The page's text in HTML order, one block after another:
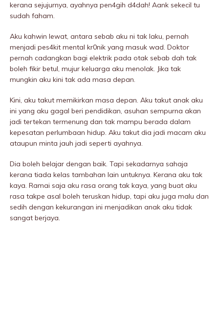
kerana sejujurnya, ayahnya pen4gih d4dah! Aank sekecil tu
sudah faham.
Aku kahwin lewat, antara sebab aku ni tak laku, pernah
menjadi pes4kit mentaI kr0nik yang masuk wad. Doktor
pernah cadangkan bagi elektrik pada otak sebab dah tak
boleh fikir betul, mujur keluarga aku menolak. Jika tak
mungkin aku kini tak ada masa depan.
Kini, aku takut memikirkan masa depan. Aku takut anak aku
ini yang aku gagal beri pendidikan, asuhan sempurna akan
jadi tertekan termenung dan tak mampu berada dalam
kepesatan perlumbaan hidup. Aku takut dia jadi macam aku
ataupun minta jauh jadi seperti ayahnya.
Dia boleh belajar dengan baik. Tapi sekadarnya sahaja
kerana tiada kelas tambahan lain untuknya. Kerana aku tak
kaya. Ramai saja aku rasa orang tak kaya, yang buat aku
rasa takpe asal boleh teruskan hidup, tapi aku juga malu dan
sedih dengan kekurangan ini menjadikan anak aku tidak
sangat berjaya.